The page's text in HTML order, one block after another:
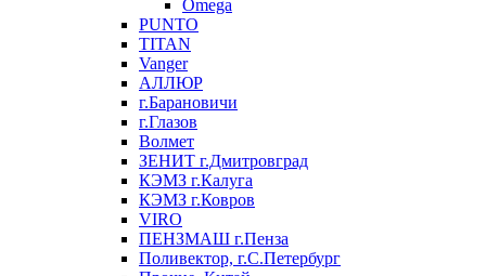
Omega
PUNTO
TITAN
Vanger
АЛЛЮР
г.Барановичи
г.Глазов
Волмет
ЗЕНИТ г.Дмитровград
КЭМЗ г.Калуга
КЭМЗ г.Ковров
VIRO
ПЕНЗМАШ г.Пенза
Поливектор, г.С.Петербург